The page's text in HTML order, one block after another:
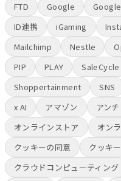
FTD
Google
ID連携
iGaming
Mailchimp
Nestle
PIP
PLAY SaleCycle
Shoppertainment
SNS
x AI
アマゾン アン
オンラインストア
オン
クッキーの同意
クッキ
クラウドコンピューティング